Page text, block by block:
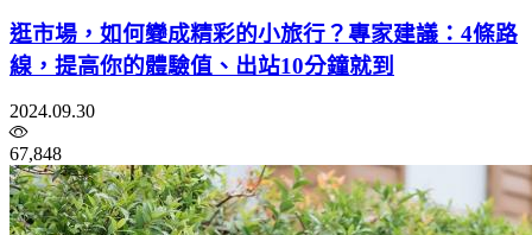
逛市場，如何變成精彩的小旅行？專家建議：4條路
線，提高你的體驗值、出站10分鐘就到
2024.09.30
67,848